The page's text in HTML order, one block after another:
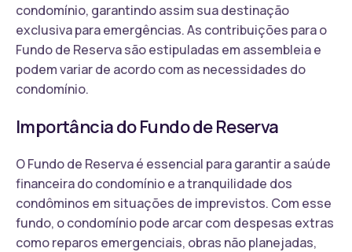
condomínio, garantindo assim sua destinação
exclusiva para emergências. As contribuições para o
Fundo de Reserva são estipuladas em assembleia e
podem variar de acordo com as necessidades do
condomínio.
Importância do Fundo de Reserva
O Fundo de Reserva é essencial para garantir a saúde
financeira do condomínio e a tranquilidade dos
condôminos em situações de imprevistos. Com esse
fundo, o condomínio pode arcar com despesas extras
como reparos emergenciais, obras não planejadas,